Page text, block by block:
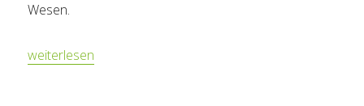
Wesen.
„Befreie dich selbst!“
weiterlesen